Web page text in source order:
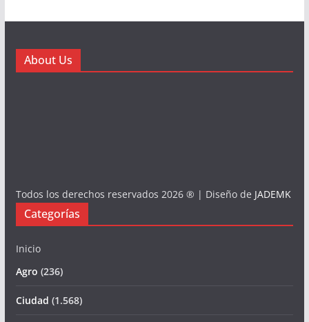
About Us
Todos los derechos reservados 2026 ® | Diseño de JADEMK
Categorías
Inicio
Agro (236)
Ciudad (1.568)